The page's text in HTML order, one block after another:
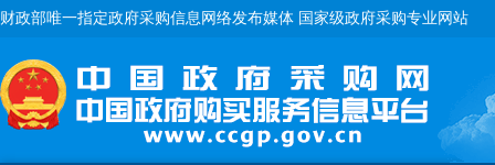
财政部唯一指定政府采购信息网络发布媒体 国家级政府采购专业网站